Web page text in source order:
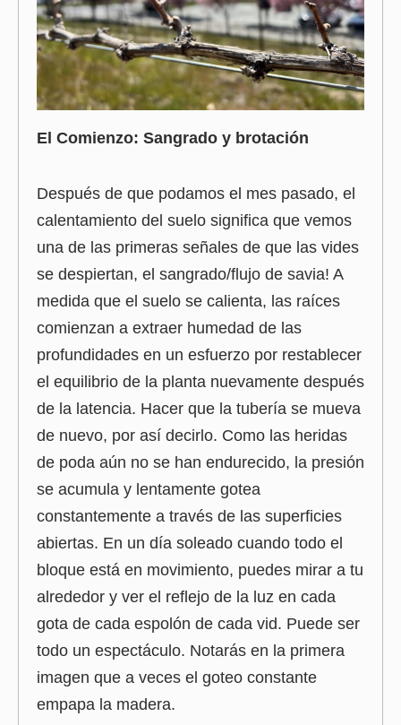
El Comienzo: Sangrado y brotación
Después de que podamos el mes pasado, el
calentamiento del suelo significa que vemos
una de las primeras señales de que las vides
se despiertan, el sangrado/flujo de savia! A
medida que el suelo se calienta, las raíces
comienzan a extraer humedad de las
profundidades en un esfuerzo por restablecer
el equilibrio de la planta nuevamente después
de la latencia. Hacer que la tubería se mueva
de nuevo, por así decirlo. Como las heridas
de poda aún no se han endurecido, la presión
se acumula y lentamente gotea
constantemente a través de las superficies
abiertas. En un día soleado cuando todo el
bloque está en movimiento, puedes mirar a tu
alrededor y ver el reflejo de la luz en cada
gota de cada espolón de cada vid. Puede ser
todo un espectáculo. Notarás en la primera
imagen que a veces el goteo constante
empapa la madera.